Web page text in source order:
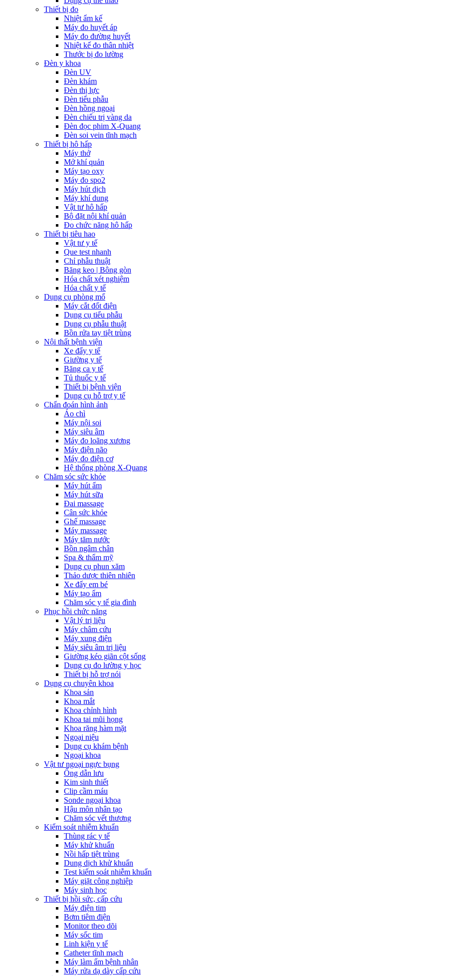
Thiết bị đo
Nhiệt ẩm kế
Máy đo huyết áp
Máy đo đường huyết
Nhiệt kế đo thân nhiệt
Thước bị đo lường
Đèn y khoa
Đèn UV
Đèn khám
Đèn thị lực
Đèn tiểu phẫu
Đèn hồng ngoại
Đèn chiếu trị vàng da
Đèn đọc phim X-Quang
Đèn soi vein tĩnh mạch
Thiết bị hô hấp
Máy thở
Mở khí quản
Máy tạo oxy
Máy đo spo2
Máy hút dịch
Máy khí dung
Vật tư hô hấp
Bộ đặt nội khí quản
Đo chức năng hô hấp
Thiết bị tiêu hao
Vật tư y tế
Que test nhanh
Chỉ phẫu thuật
Băng keo | Bông gòn
Hóa chất xét nghiệm
Hóa chất y tế
Dụng cụ phòng mổ
Máy cắt đốt điện
Dụng cụ tiểu phẫu
Dụng cụ phẫu thuật
Bồn rửa tay tiệt trùng
Nội thất bệnh viện
Xe đẩy y tế
Giường y tế
Băng ca y tế
Tủ thuốc y tế
Thiết bị bệnh viện
Dụng cụ hỗ trợ y tế
Chẩn đoán hình ảnh
Áo chì
Máy nội soi
Máy siêu âm
Máy đo loãng xương
Máy điện não
Máy đo điện cơ
Hệ thống phòng X-Quang
Chăm sóc sức khỏe
Máy hút ẩm
Máy hút sữa
Đai massage
Cân sức khỏe
Ghế massage
Máy massage
Máy tăm nước
Bồn ngâm chân
Spa & thẩm mỹ
Dụng cụ phun xăm
Thảo dược thiên nhiên
Xe đẩy em bé
Máy tạo ẩm
Chăm sóc y tế gia đình
Phục hồi chức năng
Vật lý trị liệu
Máy châm cứu
Máy xung điện
Máy siêu âm trị liệu
Giường kéo giãn cột sống
Dụng cụ đo lường y học
Thiết bị hỗ trợ nói
Dụng cụ chuyên khoa
Khoa sản
Khoa mắt
Khoa chỉnh hình
Khoa tai mũi họng
Khoa răng hàm mặt
Ngoại niệu
Dụng cụ khám bệnh
Ngoại khoa
Vật tư ngoại ngực bụng
Ống dẫn lưu
Kim sinh thiết
Clip cầm máu
Sonde ngoại khoa
Hậu môn nhân tạo
Chăm sóc vết thương
Kiểm soát nhiễm khuẩn
Thùng rác y tế
Máy khử khuẩn
Nồi hấp tiệt trùng
Dung dịch khử khuẩn
Test kiểm soát nhiễm khuẩn
Máy giặt công nghiệp
Máy sinh học
Thiết bị hồi sức, cấp cứu
Máy điện tim
Bơm tiêm điện
Monitor theo dõi
Máy sốc tim
Linh kiện y tế
Catheter tĩnh mạch
Máy làm ấm bệnh nhân
Máy rửa dạ dày cấp cứu